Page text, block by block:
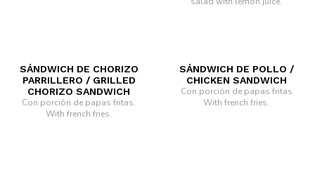
SÁNDWICH DE CHORIZO
PARRILLERO / GRILLED
CHORIZO SANDWICH
Con porción de papas fritas.
With french fries.
SÁNDWICH DE POLLO /
CHICKEN SANDWICH
Con porción de papas fritas
With french fries.